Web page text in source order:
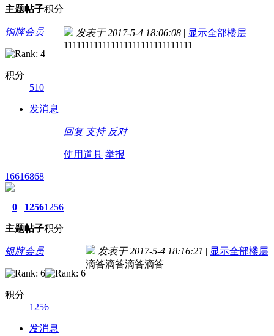
主题帖子积分
铜牌会员
积分
510
发消息
发表于 2017-5-4 18:06:08 | 显示全部楼层
111111111111111111111111111111
回复 支持 反对
使用道具 举报
16616868
0
主题
1256
帖子
1256
积分
银牌会员
积分
1256
发消息
发表于 2017-5-4 18:16:21 | 显示全部楼层
滴答滴答滴答滴答